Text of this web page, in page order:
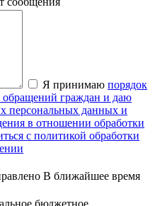
Я принимаю порядок
обращений граждан и даю
персональных данных и
в отношении обработки
с политикой обработки
В ближайшее время
бюджетное